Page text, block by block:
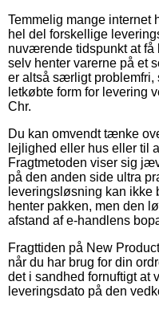
Temmelig mange internet
hel del forskellige
nuværende tidspunkt at få
selv henter varerne på et
er altså særligt problemfri,
letkøbte form for levering
Chr.
Du kan omvendt tænke
lejlighed eller hus eller til
Fragtmetoden viser sig
på den anden side ultra
leveringsløsning kan
henter pakken, men den
afstand af e-handlens
Fragttiden på New
når du har brug for din
det i sandhed fornuftigt at
leveringsdato på den